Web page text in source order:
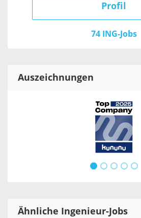
Profil
74 ING-Jobs
Auszeichnungen
Ähnliche Ingenieur-Jobs